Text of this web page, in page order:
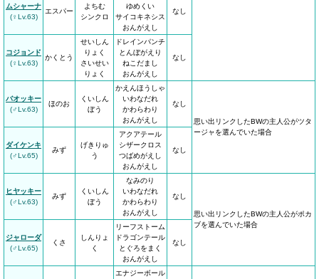
ムシャーナ
(♀Lv.63)
エスパー
よちむ
シンクロ
ゆめくい
サイコキネシス
おんがえし
なし
コジョンド
(♀Lv.63)
かくとう
せいしん
りょく
さいせい
りょく
ドレインパンチ
とんぼがえり
ねこだまし
おんがえし
なし
バオッキー
(♂Lv.63)
ほのお
くいしん
ぼう
かえんほうしゃ
いわなだれ
かわらわり
おんがえし
なし
思い出リンクしたBWの主人公がツタ
ージャを選んでいた場合
ダイケンキ
(♂Lv.65)
みず
げきりゅ
う
アクアテール
シザークロス
つばめがえし
おんがえし
なし
ヒヤッキー
(♂Lv.63)
みず
くいしん
ぼう
なみのり
いわなだれ
かわらわり
おんがえし
なし
思い出リンクしたBWの主人公がポカ
ブを選んでいた場合
ジャローダ
(♂Lv.65)
くさ
しんりょ
く
リーフストーム
ドラゴンテール
とぐろをまく
おんがえし
なし
エナジーボール